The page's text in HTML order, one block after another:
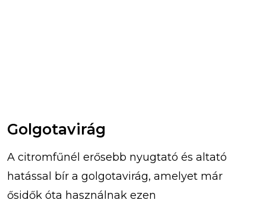
Golgotavirág
A citromfűnél erősebb nyugtató és altató
hatással bír a golgotavirág, amelyet már
ősidők óta használnak ezen